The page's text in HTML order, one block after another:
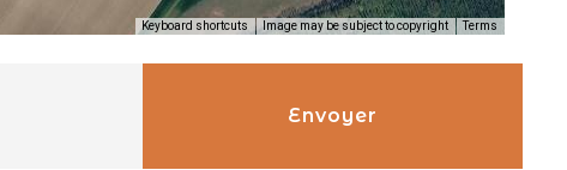
Keyboard shortcuts Image may be subject to copyright Terms
Envoyer